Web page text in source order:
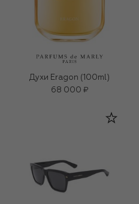
Духи Eragon (100ml)
68 000 ₽